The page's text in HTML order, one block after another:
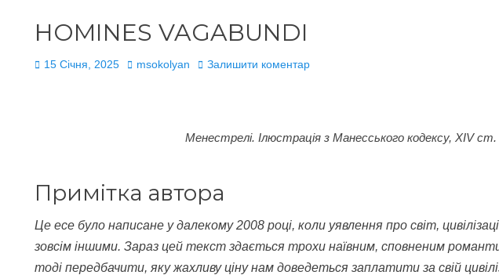
HOMINES VAGABUNDI
Опубліковано
15 Січня, 2025 Автор
msokolyan Залишити коментар
Менестрелі. Ілюстрація з Манесського кодексу, XIV ст.
Примітка автора
Це есе було написане у далекому 2008 році, коли уявлення про світ,
зовсім іншими. Зараз цей текст здається трохи наївним, сповненим
тоді передбачити, яку жахливу ціну нам доведеться заплатити за свій